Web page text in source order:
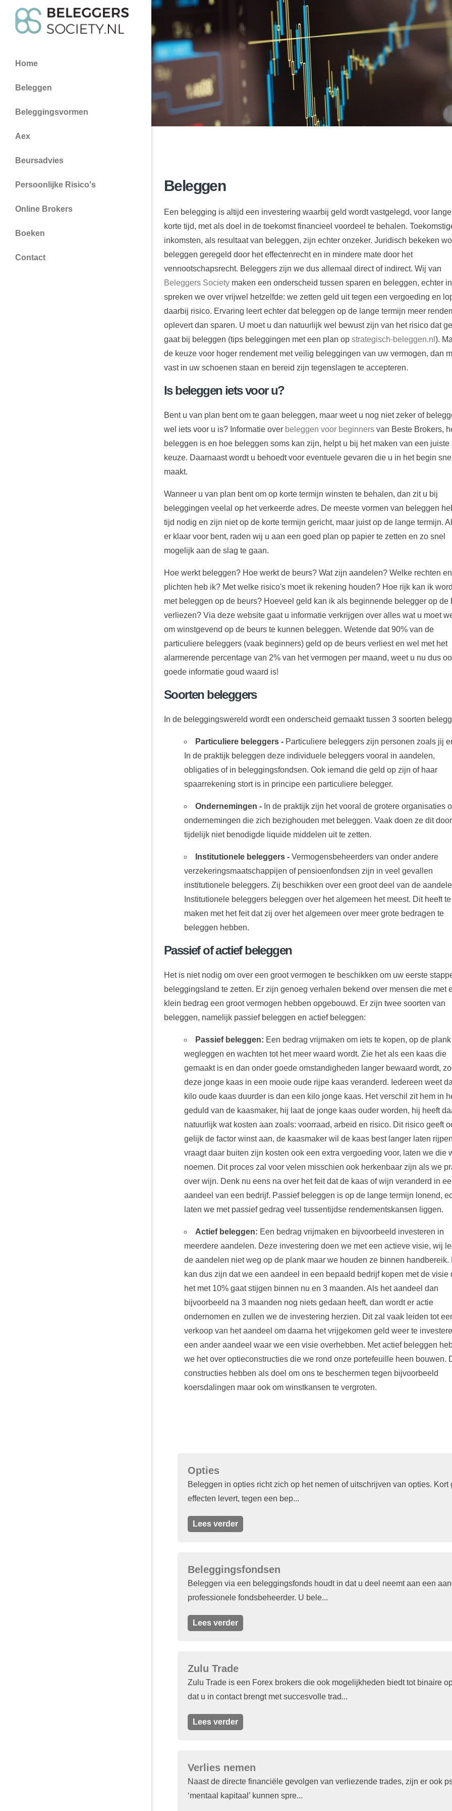
Home
Beleggen
Beleggingsvormen
Aex
Beursadvies
Persoonlijke Risico's
Online Brokers
Boeken
Contact
Beleggen
Een belegging is altijd een investering waarbij geld wordt vastgelegd, voor
korte tijd, met als doel in de toekomst financieel voordeel te behalen.
inkomsten, als resultaat van beleggen, zijn echter onzeker. Juridisch bekeken
beleggen geregeld door het effectenrecht en in mindere mate door het
vennootschapsrecht. Beleggers zijn we dus allemaal direct of indirect. Wij van
Beleggers Society maken een onderscheid tussen sparen en beleggen, echter
spreken we over vrijwel hetzelfde: we zetten geld uit tegen een vergoeding en
daarbij risico. Ervaring leert echter dat beleggen op de lange termijn meer
oplevert dan sparen. U moet u dan natuurlijk wel bewust zijn van het risico dat
gaat bij beleggen (tips beleggingen met een plan op strategisch-beleggen.nl ).
de keuze voor hoger rendement met veilig beleggingen van uw vermogen, dan
vast in uw schoenen staan en bereid zijn tegenslagen te accepteren.
Is beleggen iets voor u?
Bent u van plan bent om te gaan beleggen, maar weet u nog niet zeker of
wel iets voor u is? Informatie over beleggen voor beginners van Beste Brokers,
beleggen is en hoe beleggen soms kan zijn, helpt u bij het maken van een juiste
keuze. Daarnaast wordt u behoedt voor eventuele gevaren die u in het begin snel
maakt.
Wanneer u van plan bent om op korte termijn winsten te behalen, dan zit u bij
beleggingen veelal op het verkeerde adres. De meeste vormen van beleggen
tijd nodig en zijn niet op de korte termijn gericht, maar juist op de lange termijn.
er klaar voor bent, raden wij u aan een goed plan op papier te zetten en zo snel
mogelijk aan de slag te gaan.
Hoe werkt beleggen? Hoe werkt de beurs? Wat zijn aandelen? Welke rechten en
plichten heb ik? Met welke risico's moet ik rekening houden? Hoe rijk kan ik
met beleggen op de beurs? Hoeveel geld kan ik als beginnende belegger op de
verliezen? Via deze website gaat u informatie verkrijgen over alles wat u moet
om winstgevend op de beurs te kunnen beleggen. Wetende dat 90% van de
particuliere beleggers (vaak beginners) geld op de beurs verliest en wel met het
alarmerende percentage van 2% van het vermogen per maand, weet u nu dus
goede informatie goud waard is!
Soorten beleggers
In de beleggingswereld wordt een onderscheid gemaakt tussen 3 soorten
Particuliere beleggers - Particuliere beleggers zijn personen zoals jij
In de praktijk beleggen deze individuele beleggers vooral in aandelen,
obligaties of in beleggingsfondsen. Ook iemand die geld op zijn of haar
spaarrekening stort is in principe een particuliere belegger.
Ondernemingen - In de praktijk zijn het vooral de grotere organisaties
ondernemingen die zich bezighouden met beleggen. Vaak doen ze dit door
tijdelijk niet benodigde liquide middelen uit te zetten.
Institutionele beleggers - Vermogensbeheerders van onder andere
verzekeringsmaatschappijen of pensioenfondsen zijn in veel gevallen
institutionele beleggers. Zij beschikken over een groot deel van de
Institutionele beleggers beleggen over het algemeen het meest. Dit heeft te
maken met het feit dat zij over het algemeen over meer grote bedragen te
beleggen hebben.
Passief of actief beleggen
Het is niet nodig om over een groot vermogen te beschikken om uw eerste
beleggingsland te zetten. Er zijn genoeg verhalen bekend over mensen die met
klein bedrag een groot vermogen hebben opgebouwd. Er zijn twee soorten van
beleggen, namelijk passief beleggen en actief beleggen:
Passief beleggen: Een bedrag vrijmaken om iets te kopen, op de plank
wegleggen en wachten tot het meer waard wordt. Zie het als een kaas die
gemaakt is en dan onder goede omstandigheden langer bewaard wordt,
deze jonge kaas in een mooie oude rijpe kaas veranderd. Iedereen weet
kilo oude kaas duurder is dan een kilo jonge kaas. Het verschil zit hem in
geduld van de kaasmaker, hij laat de jonge kaas ouder worden, hij heeft
natuurlijk wat kosten aan zoals: voorraad, arbeid en risico. Dit risico geeft
gelijk de factor winst aan, de kaasmaker wil de kaas best langer laten
vraagt daar buiten zijn kosten ook een extra vergoeding voor, laten we die
noemen. Dit proces zal voor velen misschien ook herkenbaar zijn als we
over wijn. Denk nu eens na over het feit dat de kaas of wijn veranderd in
aandeel van een bedrijf. Passief beleggen is op de lange termijn lonend,
laten we met passief gedrag veel tussentijdse rendementskansen liggen.
Actief beleggen: Een bedrag vrijmaken en bijvoorbeeld investeren in
meerdere aandelen. Deze investering doen we met een actieve visie, wij
de aandelen niet weg op de plank maar we houden ze binnen handbereik.
kan dus zijn dat we een aandeel in een bepaald bedrijf kopen met de visie
het met 10% gaat stijgen binnen nu en 3 maanden. Als het aandeel dan
bijvoorbeeld na 3 maanden nog niets gedaan heeft, dan wordt er actie
ondernomen en zullen we de investering herzien. Dit zal vaak leiden tot
verkoop van het aandeel om daarna het vrijgekomen geld weer te
een ander aandeel waar we een visie overhebben. Met actief beleggen
we het over optieconstructies die we rond onze portefeuille heen bouwen.
constructies hebben als doel om ons te beschermen tegen bijvoorbeeld
koersdalingen maar ook om winstkansen te vergroten.
Opties
Beleggen in opties richt zich op het nemen of uitschrijven van opties.
effecten levert, tegen een bep...
Lees verder
Beleggingsfondsen
Beleggen via een beleggingsfonds houdt in dat u deel neemt aan een
professionele fondsbeheerder. U bele...
Lees verder
Zulu Trade
Zulu Trade is een Forex brokers die ook mogelijkheden biedt tot binaire
dat u in contact brengt met succesvolle trad...
Lees verder
Verlies nemen
Naast de directe financiële gevolgen van verliezende trades, zijn er ook
‘mentaal kapitaal’ kunnen spre...